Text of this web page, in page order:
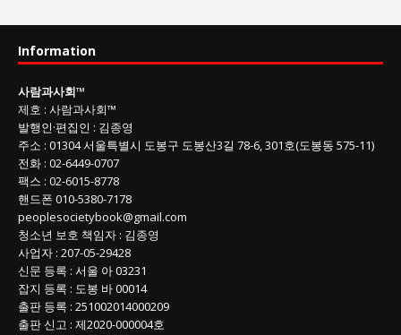
회
목
록
Information
사람과사회™
제호 : 사람과사회™
발행인·편집인 : 김종영
주소 : 01304서울특별시 도봉구 도봉산3길 78-6, 301호(도봉동 575-11)
전화 : 02-6449-0707
팩스 : 02-6015-8778
핸드폰 010-5380-7178
peoplesocietybook@gmail.com
청소년 보호 책임자 : 김종영
사업자 : 207-05-29428
신문 등록 : 서울 아 03231
잡지 등록 : 도봉 바 00014
출판 등록 : 251002014000209
출판 신고 : 제2020-000004호